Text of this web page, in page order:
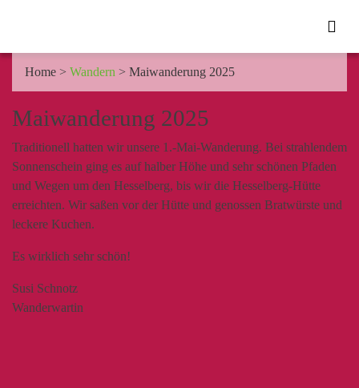
Home > Wandern > Maiwanderung 2025
Maiwanderung 2025
Traditionell hatten wir unsere 1.-Mai-Wanderung. Bei strahlendem
Sonnenschein ging es auf halber Höhe und sehr schönen Pfaden
und Wegen um den Hesselberg, bis wir die Hesselberg-Hütte
erreichten. Wir saßen vor der Hütte und genossen Bratwürste und
leckere Kuchen.
Es wirklich sehr schön!
Susi Schnotz
Wanderwartin